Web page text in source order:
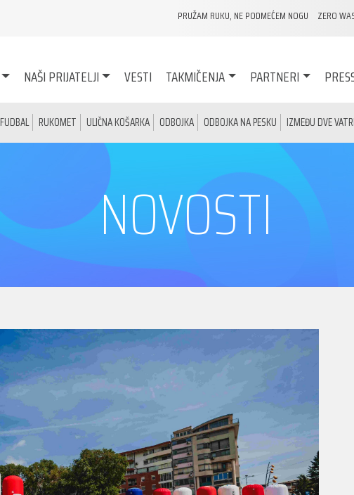
PRUŽAM RUKU, NE PODMEĆEM NOGU ZERO
NAŠI PRIJATELJI VESTI TAKMIČENJA PARTNERI
FUDBAL RUKOMET ULIČNA KOŠARKA ODBOJKA ODBOJKA NA PESKU IZMEĐU DVE
NOVOSTI